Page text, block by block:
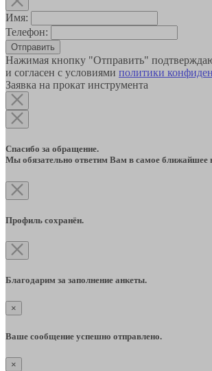
Имя:
Телефон:
Отправить
Нажимая кнопку "Отправить"
и согласен с условиями политики
Заявка на прокат инструмента
Спасибо за обращение.
Мы обязательно ответим Вам в самое ближайшее
Профиль сохранён.
Благодарим за заполнение анкеты.
×
Ваше сообщение успешно отправлено.
×